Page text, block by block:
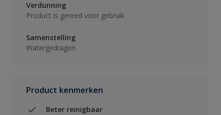
Verdunning
Product is gereed voor gebruik
Samenstelling
Watergedragen
Product kenmerken
Beter reinigbaar